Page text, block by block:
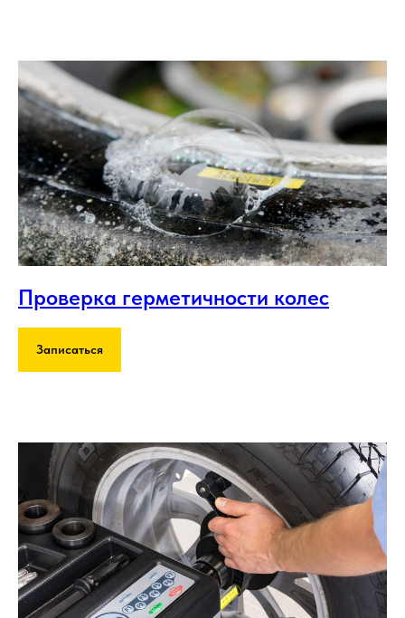
Проверка герметичности колес
Записаться